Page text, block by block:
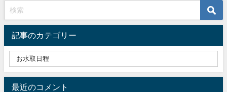
記事のカテゴリー
最近のコメント